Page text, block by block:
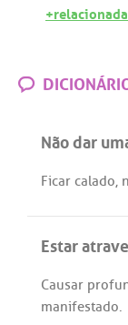
Não dar
Ficar calado,
Estar
Causar
manifestado.